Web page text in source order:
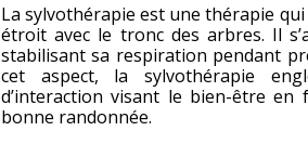
La sylvothérapie est une thérapie
étroit avec le tronc des arbres. Il
stabilisant sa respiration pendant
cet aspect, la sylvothérapie
d’interaction visant le bien-être en
bonne randonnée.